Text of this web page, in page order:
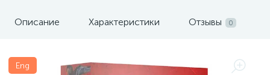
Описание Характеристики Отзывы 0
Eng